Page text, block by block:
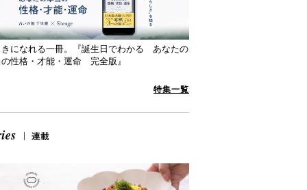
きになれる一冊。『誕生日でわかる あなたの
性格・才能・運命 完全版』
特集一覧